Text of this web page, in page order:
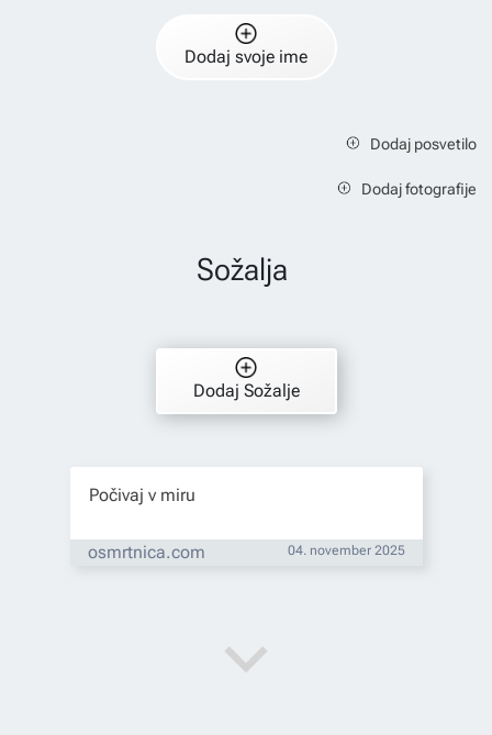
Dodaj svoje ime
Dodaj posvetilo
Dodaj fotografije
Sožalja
Dodaj Sožalje
Počivaj v miru
osmrtnica.com 04. november 2025